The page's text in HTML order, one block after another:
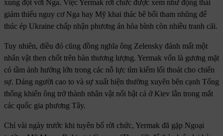
xung đột với Nga. Việc Yermak rời chức được xem như động thái
giảm thiểu nguy cơ Nga hay Mỹ khai thác bê bối tham nhũng để
thúc ép Ukraine chấp nhận phương án hòa bình còn nhiều tranh cãi.
Tuy nhiên, điều đó cũng đồng nghĩa ông Zelensky đánh mất một
nhân vật then chốt trên bàn thương lượng. Yermak vốn là gương mặt
có tầm ảnh hưởng lớn trong các nỗ lực tìm kiếm lối thoát cho chiến
sự. Dáng người cao to và sự xuất hiện thường xuyên bên cạnh Tổng
thống khiến ông trở thành nhân vật nổi bật cả ở Kiev lẫn trong mắt
các quốc gia phương Tây.
Chỉ vài ngày trước khi tuyên bố rời chức, Yermak đã gặp Ngoại